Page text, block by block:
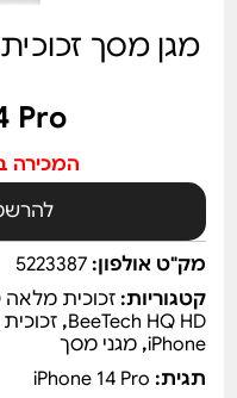
Pro
המכירה
מק"ט אולפון:5223387
קטגוריות:זכוכית מלאה BeeTech HQ
BeeTech HQ HD
,
iPhone
,מגני מסך
תגית: iPhone 14 Pro